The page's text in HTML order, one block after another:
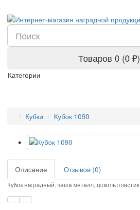
Товаров 0 (0 ₽)
Категории
Кубки Кубок 1090
Описание Отзывов (0)
Кубок наградный, чаша металл, цоколь пластик